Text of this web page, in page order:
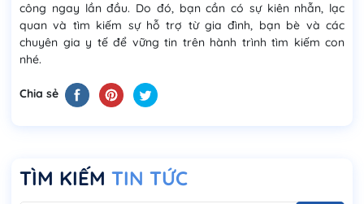
công ngay lần đầu. Do đó, bạn cần có sự kiên nhẫn, lạc
quan và tìm kiếm sự hỗ trợ từ gia đình, bạn bè và các
chuyên gia y tế để vững tin trên hành trình tìm kiếm con
nhé.
Chia sẻ
TÌM KIẾM TIN TỨC